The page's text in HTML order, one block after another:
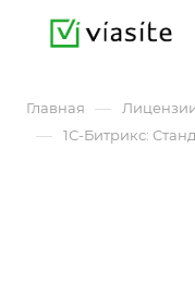
Главная —
— 1С-Битрикс: